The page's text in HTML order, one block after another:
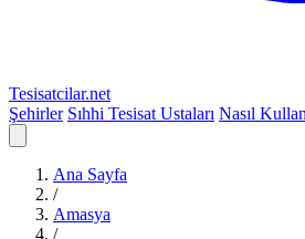
Tesisatcilar.net
Şehirler Sıhhi Tesisat Ustaları Nasıl
Ana Sayfa
/
Amasya
/